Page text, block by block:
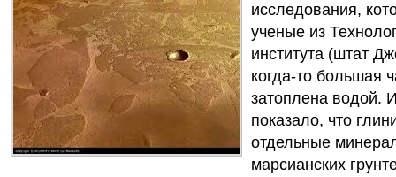
исследования,
ученые из
института (штат
когда-то большая
затоплена водой.
показало, что
отдельные
марсианских